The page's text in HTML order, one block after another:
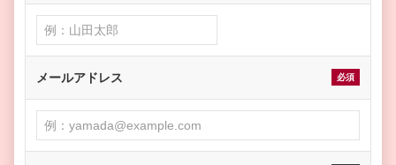
メールアドレス 必須